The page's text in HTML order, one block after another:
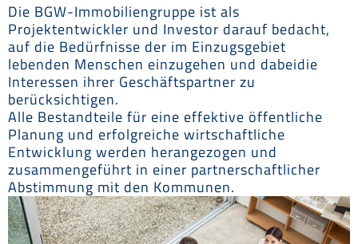
Die BGW-Immobiliengruppe ist als
Projektentwickler und Investor darauf bedacht,
auf die Bedürfnisse der im Einzugsgebiet
lebenden Menschen einzugehen und dabeidie
Interessen ihrer Geschäftspartner zu
berücksichtigen.
Alle Bestandteile für eine effektive öffentliche
Planung und erfolgreiche wirtschaftliche
Entwicklung werden herangezogen und
zusammengeführt in einer partnerschaftlicher
Abstimmung mit den Kommunen.